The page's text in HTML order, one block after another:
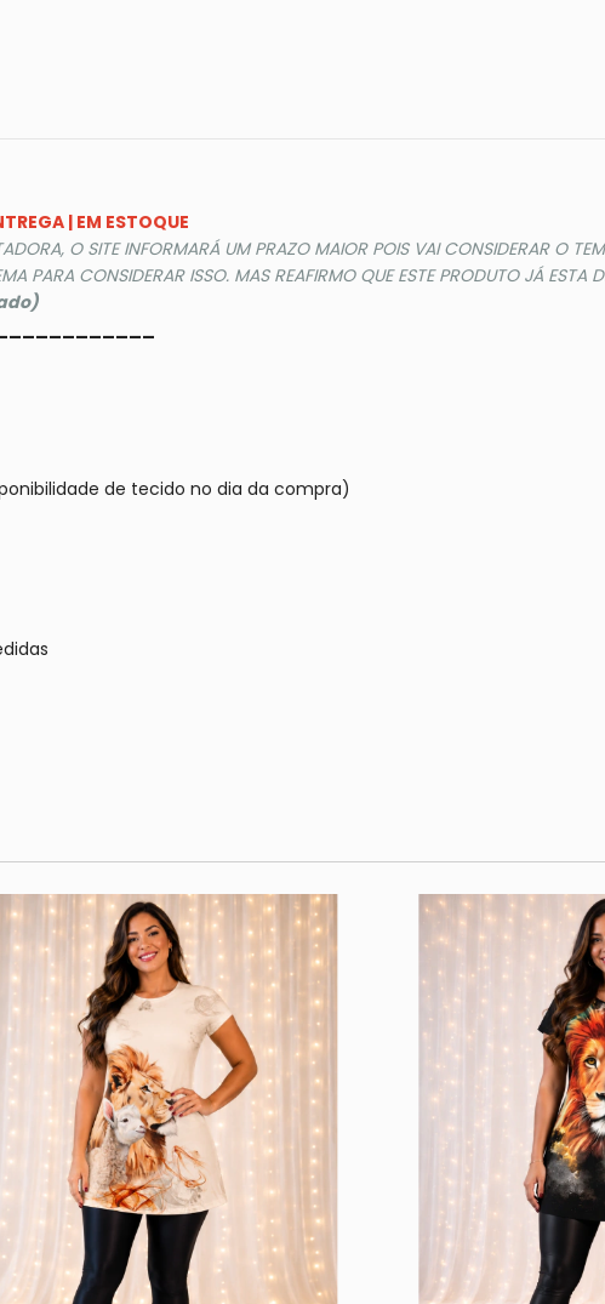
| EM ESTOQUE
O SITE INFORMARÁ UM PRAZO MAIOR POIS VAI CONSIDERAR O
PARA CONSIDERAR ISSO. MAS REAFIRMO QUE ESTE PRODUTO JÁ ESTA
de tecido no dia da compra)